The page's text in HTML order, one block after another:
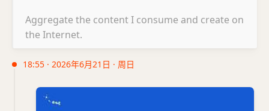
Aggregate the content I consume and create on
the Internet.
18:55 · 2026年6月21日 · 周日